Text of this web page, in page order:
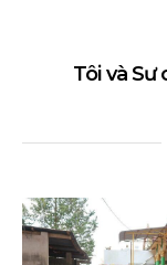
Tôi và Sư